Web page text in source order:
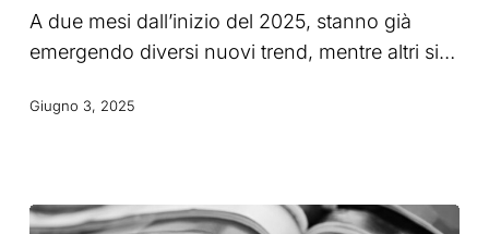
da
tenere
nel
A due mesi dall’inizio del 2025, stanno già
emergendo diversi nuovi trend, mentre altri si…
Giugno 3, 2025